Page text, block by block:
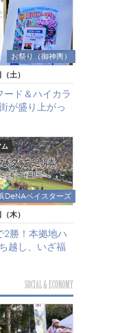
お祭り（御神輿）
土）
ード＆ハイカラ
が盛り上がっ
DeNAベイスターズ
木）
2勝！本拠地ハ
越し、いざ福
SOCIAL & ECONOMY